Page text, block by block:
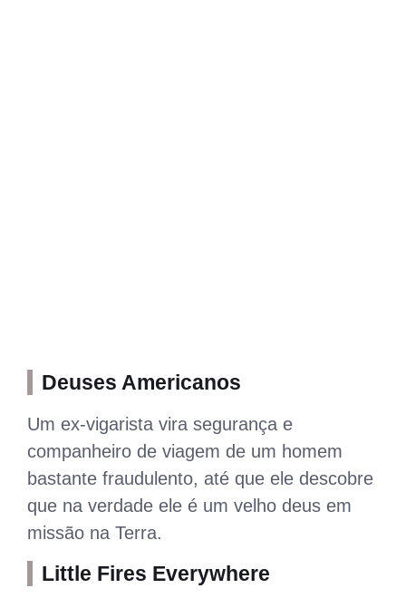
Deuses Americanos
Um ex-vigarista vira segurança e
companheiro de viagem de um homem
bastante fraudulento, até que ele descobre
que na verdade ele é um velho deus em
missão na Terra.
Little Fires Everywhere